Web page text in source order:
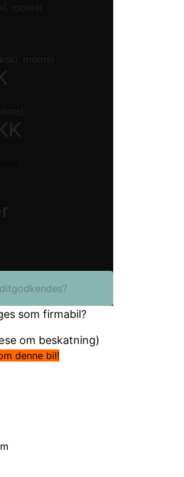
moms)
moms)
som firmabil?
om beskatning)
denne bil!